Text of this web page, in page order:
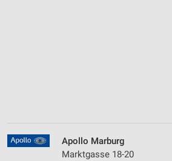
Apollo Marburg
Marktgasse 18-20